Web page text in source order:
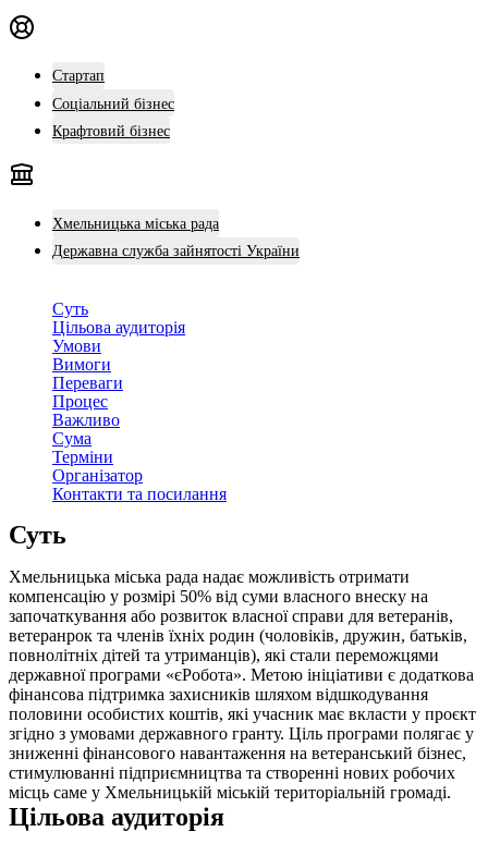
Стартап
Соціальний бізнес
Крафтовий бізнес
Хмельницька міська рада
Державна служба зайнятості України
Суть
Цільова аудиторія
Умови
Вимоги
Переваги
Процес
Важливо
Сума
Терміни
Організатор
Контакти та посилання
Суть
Хмельницька міська рада надає можливість отримати
компенсацію у розмірі 50% від суми власного внеску на
започаткування або розвиток власної справи для ветеранів,
ветеранрок та членів їхніх родин (чоловіків, дружин, батьків,
повнолітніх дітей та утриманців), які стали переможцями
державної програми «єРобота». Метою ініціативи є додаткова
фінансова підтримка захисників шляхом відшкодування
половини особистих коштів, які учасник має вкласти у проєкт
згідно з умовами державного гранту. Ціль програми полягає у
зниженні фінансового навантаження на ветеранський бізнес,
стимулюванні підприємництва та створенні нових робочих
місць саме у Хмельницькій міській територіальній громаді.
Цільова аудиторія